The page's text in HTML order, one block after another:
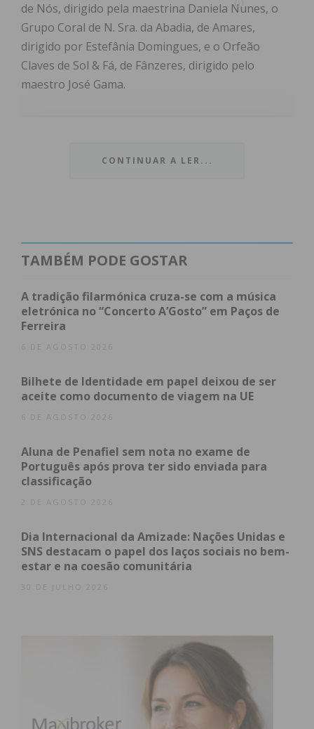
de Nós, dirigido pela maestrina Daniela Nunes, o
Grupo Coral de N. Sra. da Abadia, de Amares,
dirigido por Estefânia Domingues, e o Orfeão
Claves de Sol & Fá, de Fânzeres, dirigido pelo
maestro José Gama.
atualizada.
CONTINUAR A LER...
TAMBÉM PODE GOSTAR
A tradição filarmónica cruza-se com a música
eletrónica no “Concerto A’Gosto” em Paços de
Ferreira
6 DE AGOSTO 2026
Bilhete de Identidade em papel deixou de ser
aceite como documento de viagem na UE
6 DE AGOSTO 2026
Aluna de Penafiel sem nota no exame de
Português após prova ter sido enviada para
classificação
2 DE AGOSTO 2026
Dia Internacional da Amizade: Nações Unidas e
SNS destacam o papel dos laços sociais no bem-
estar e na coesão comunitária